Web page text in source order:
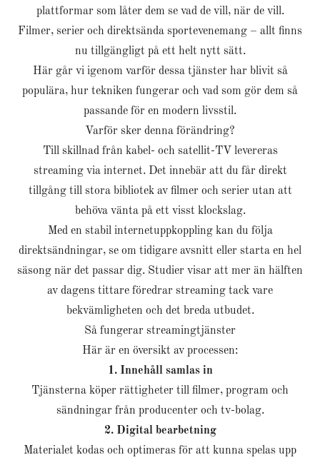
plattformar som låter dem se vad de vill, när de vill.
Filmer, serier och direktsända sportevenemang – allt finns
nu tillgängligt på ett helt nytt sätt.
Här går vi igenom varför dessa tjänster har blivit så
populära, hur tekniken fungerar och vad som gör dem så
passande för en modern livsstil.
Varför sker denna förändring?
Till skillnad från kabel- och satellit-TV levereras
streaming via internet. Det innebär att du får direkt
tillgång till stora bibliotek av filmer och serier utan att
behöva vänta på ett visst klockslag.
Med en stabil internetuppkoppling kan du följa
direktsändningar, se om tidigare avsnitt eller starta en hel
säsong när det passar dig. Studier visar att mer än hälften
av dagens tittare föredrar streaming tack vare
bekvämligheten och det breda utbudet.
Så fungerar streamingtjänster
Här är en översikt av processen:
1. Innehåll samlas in
Tjänsterna köper rättigheter till filmer, program och
sändningar från producenter och tv-bolag.
2. Digital bearbetning
Materialet kodas och optimeras för att kunna spelas upp